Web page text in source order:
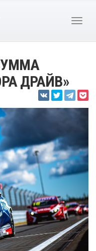
ДРАЙВ»